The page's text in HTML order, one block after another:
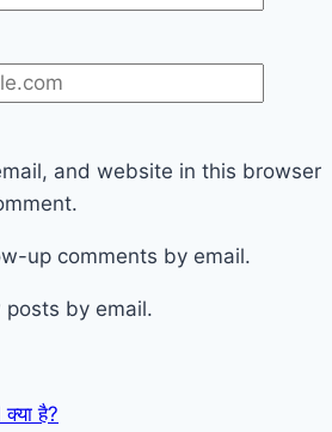
and website in this browser
up comments by email.
by email.
है?